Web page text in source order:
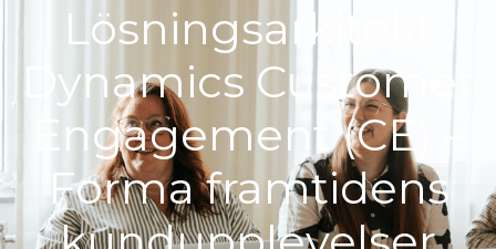
Lösningsarkitekt
Dynamics Customer
Engagement (CE) –
Forma framtidens